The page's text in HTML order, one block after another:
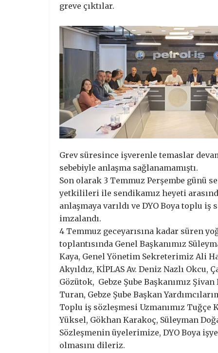
greve çıktılar.
Grev süresince işverenle temaslar
sebebiyle anlaşma sağlanamamıştı.
Son olarak 3 Temmuz Perşembe günü
yetkilileri ile sendikamız heyeti
anlaşmaya varıldı ve DYO Boya toplu
imzalandı.
4 Temmuz geceyarısına kadar süren
toplantısında Genel Başkanımız
Kaya, Genel Yönetim Sekreterimiz Ali
Akyıldız, KİPLAS Av. Deniz Nazlı
Gözütok, Gebze Şube Başkanımız
Turan, Gebze Şube Başkan
Toplu iş sözleşmesi Uzmanımız
Yüksel, Gökhan Karakoç, Süleyman
Sözleşmenin üyelerimize, DYO Boya
olmasını dileriz.